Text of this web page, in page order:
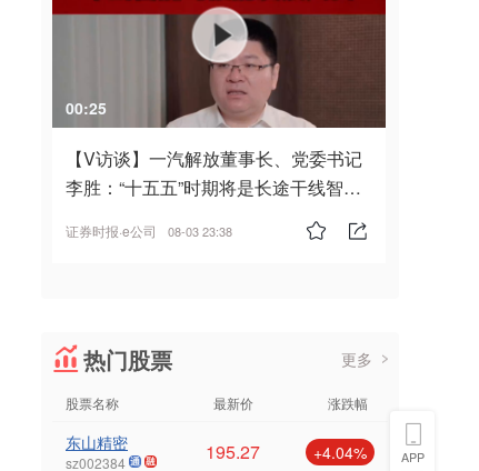
00:25
【V访谈】一汽解放董事长、党委书记
李胜：“十五五”时期将是长途干线智能
证券时报·e公司 08-03 23:38
热门股票 更多
股票名称 最新价 涨跌幅
东山精密
sz002384 195.27 +4.04% APP